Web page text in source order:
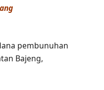
pembunuhan
Bajeng,